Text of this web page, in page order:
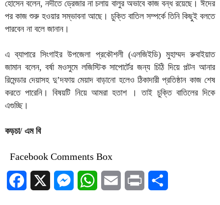
হোসেন বলেন, নদীতে ড্রেজার না চলায় বালুর অভাবে কাজ বন্ধ রয়েছে। ঈদের
পর কাজ শুরু হওয়ার সম্ভাবনা আছে। চুক্তি বাতিল সম্পর্কে তিনি কিছুই বলতে
পারবেন না বলে জানান।
এ ব্যাপারে সিংগাইর উপজেলা প্রকৌশলী (এলজিইডি) মুহাম্মদ রুবাইয়াত
জামান বলেন, বর্ষা মওসুমে লজিস্টিক সাপোর্টের জন্য চিঠি দিয়ে পল্টন আনার
রিমেন্ডার দেয়াসহ দু’দফায় মেয়াদ বাড়ানো হলেও ঠিকাদারী প্রতিষ্ঠান কাজ শেষ
করতে পারেনি। বিষয়টি নিয়ে আমরা হতাশ । তাই চুক্তি বাতিলের দিকে
এগুচ্ছি।
কড়চা/ এম বি
Facebook Comments Box
Facebook MessengerWhatsAppEmail Print